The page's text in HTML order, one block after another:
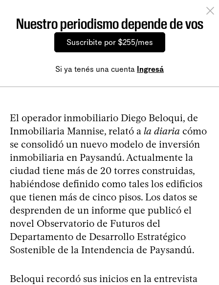
Nuestro periodismo depende de vos
Suscribite por $255/mes
Si ya tenés una cuenta Ingresá
El operador inmobiliario Diego Beloqui, de
Inmobiliaria Mannise, relató a la diaria cómo
se consolidó un nuevo modelo de inversión
inmobiliaria en Paysandú. Actualmente la
ciudad tiene más de 20 torres construidas,
habiéndose definido como tales los edificios
que tienen más de cinco pisos. Los datos se
desprenden de un informe que publicó el
novel Observatorio de Futuros del
Departamento de Desarrollo Estratégico
Sostenible de la Intendencia de Paysandú.
Beloqui recordó sus inicios en la entrevista